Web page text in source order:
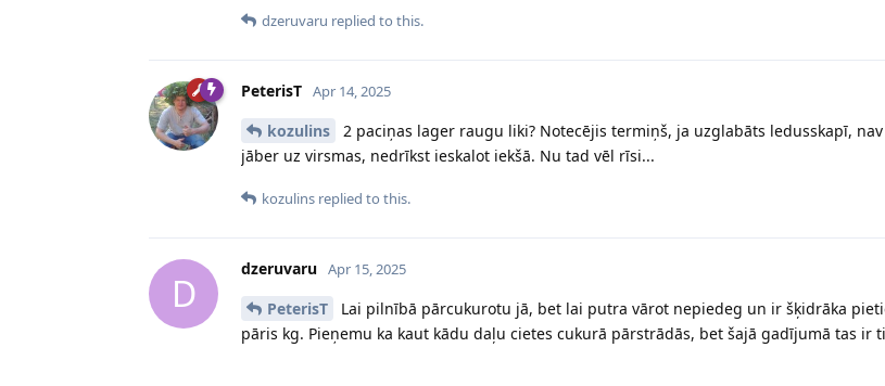
dzeruvaru replied to this.
PeterisT Apr 14, 2025
kozulins
2 paciņas lager raugu liki? Notecējis termiņš, ja uzglabāts ledusskapī,
jāber uz virsmas, nedrīkst ieskalot iekšā. Nu tad vēl rīsi...
kozulins replied to this.
D
dzeruvaru Apr 15, 2025
PeterisT
Lai pilnībā pārcukurotu jā, bet lai putra vārot nepiedeg un ir šķidrāka
pāris kg. Pieņemu ka kaut kādu daļu cietes cukurā pārstrādās, bet šajā gadījumā tas ir